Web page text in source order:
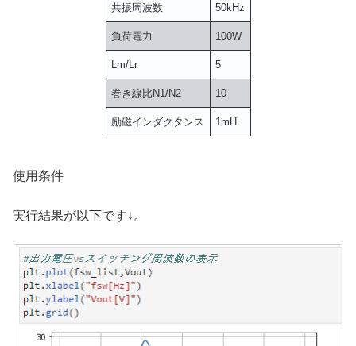
共振周波数 50kHz
負荷電力 100W
Lm/Lr 5
巻き線比N1/N2 10
励磁インダクタンス 1mH
使用条件
実行結果が以下です↓。